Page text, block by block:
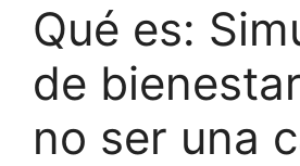
Qué es:
de
no ser una